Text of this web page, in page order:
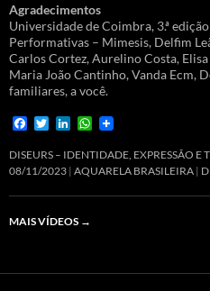
Agradecimentos
Universidade de Coimbra, 3.ª
Performativas – Mimesis, Delfim
Carlos Cortez, Aurelino Costa,
Maria João Cantinho, Vanda Ecm,
familiares, a você.
F
c
e
b
o
k
T
i
t
t
e
n
k
e
d
n
W
a
t
s
A
DISEURS – IDENTIDADE, EXPRESSÃO E
08/11/2023 AQUARELA BRASILEIRA
MAIS VÍDEOS →